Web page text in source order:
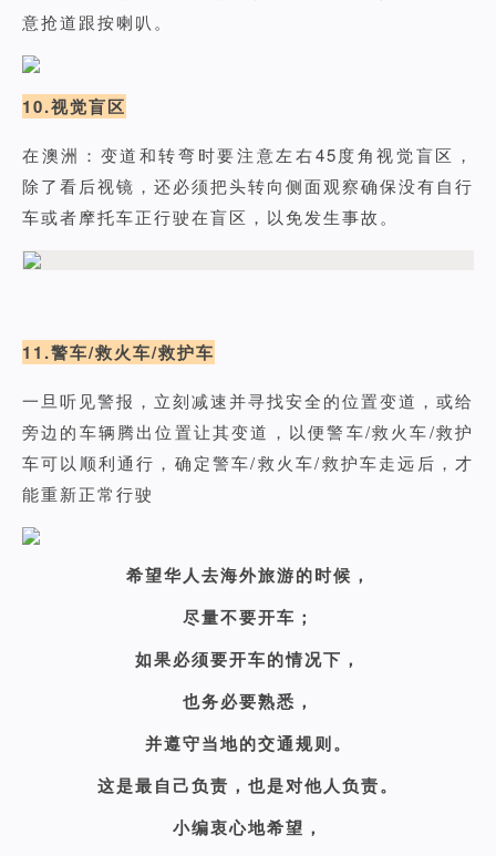
意抢道跟按喇叭。
10.视觉盲区
在澳洲：变道和转弯时要注意左右45度角视觉盲区，
除了看后视镜，还必须把头转向侧面观察确保没有自行
车或者摩托车正行驶在盲区，以免发生事故。
11.警车/救火车/救护车
一旦听见警报，立刻减速并寻找安全的位置变道，或给
旁边的车辆腾出位置让其变道，以便警车/救火车/救护
车可以顺利通行，确定警车/救火车/救护车走远后，才
能重新正常行驶
希望华人去海外旅游的时候，
尽量不要开车；
如果必须要开车的情况下，
也务必要熟悉，
并遵守当地的交通规则。
这是最自己负责，也是对他人负责。
小编衷心地希望，